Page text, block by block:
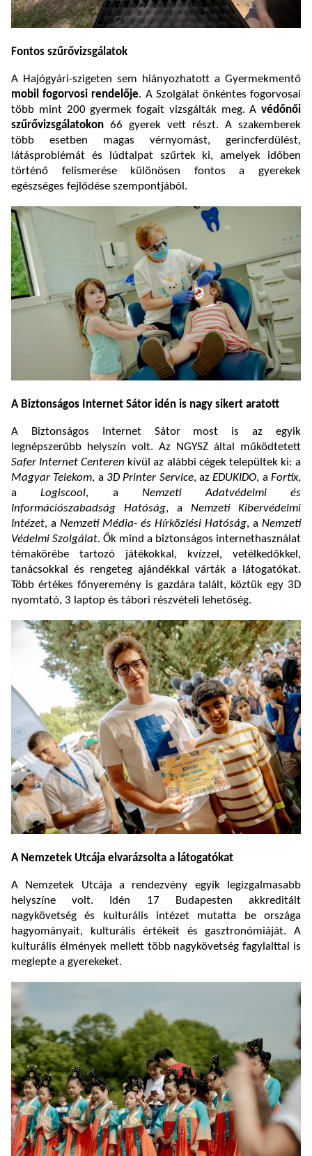
Fontos szűrővizsgálatok
A Hajógyári-szigeten sem hiányozhatott a Gyermekmentő
mobil fogorvosi rendelője. A Szolgálat önkéntes fogorvosai
több mint 200 gyermek fogait vizsgálták meg. A védőnői
szűrővizsgálatokon 66 gyerek vett részt. A szakemberek
több esetben magas vérnyomást, gerincferdülést,
látásproblémát és lúdtalpat szűrtek ki, amelyek időben
történő felismerése különösen fontos a gyerekek
egészséges fejlődése szempontjából.
A Biztonságos Internet Sátor idén is nagy sikert aratott
A Biztonságos Internet Sátor most is az egyik
legnépszerűbb helyszín volt. Az NGYSZ által működtetett
Safer Internet Centeren kívül az alábbi cégek települtek ki: a
Magyar Telekom, a 3D Printer Service, azEDUKIDO, aFortix,
aLogiscool, aNemzeti Adatvédelmi és
Információszabadság Hatóság, a Nemzeti Kibervédelmi
Intézet, a Nemzeti Média- és Hírközlési Hatóság, a Nemzeti
Védelmi Szolgálat. Ők mind a biztonságos internethasználat
témakörébe tartozó játékokkal, kvízzel, vetélkedőkkel,
tanácsokkal és rengeteg ajándékkal várták a látogatókat.
Több értékes főnyeremény is gazdára talált, köztük egy 3D
nyomtató, 3 laptop és tábori részvételi lehetőség.
A Nemzetek Utcája elvarázsolta a látogatókat
A Nemzetek Utcája a rendezvény egyik legizgalmasabb
helyszíne volt. Idén 17 Budapesten akkreditált
nagykövetség és kulturális intézet mutatta be országa
hagyományait, kulturális értékeit és gasztronómiáját. A
kulturális élmények mellett több nagykövetség fagylalttal is
meglepte a gyerekeket.